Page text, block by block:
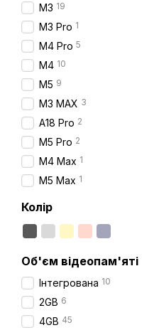
М3 19
M3 Pro 1
M4 Pro 5
M4 10
M5 9
M3 MAX 3
A18 Pro 2
M5 Pro 2
М4 Max 1
M5 Max 1
Колір
Об'єм відеопам'яті
Інтегрована 10
2GB 6
4GB 45